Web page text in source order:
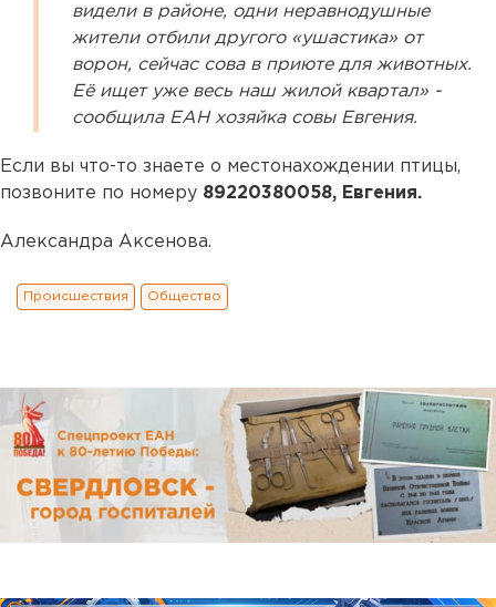
видели в районе, одни неравнодушные
жители отбили другого «ушастика» от
ворон, сейчас сова в приюте для животных.
Её ищет уже весь наш жилой квартал» -
сообщила ЕАН хозяйка совы Евгения.
Если вы что-то знаете о местонахождении птицы,
позвоните по номеру 89220380058, Евгения.
Александра Аксенова.
Происшествия Общество